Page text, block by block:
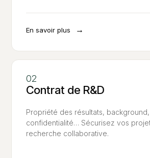
En savoir plus →
Contrat de R&D
Propriété des résultats,
confidentialité… Sécurisez vos
recherche collaborative.